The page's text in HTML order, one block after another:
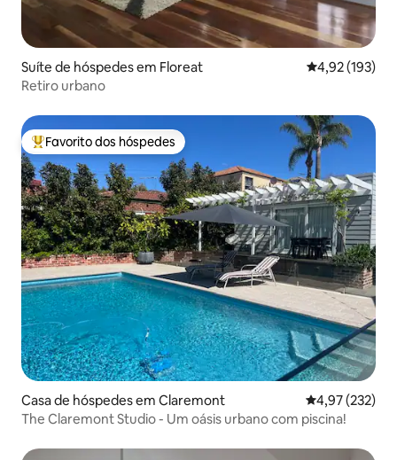
Suíte de hóspedes em Floreat Classificação
4,92 (193)
Retiro urbano
Favoritos dos hóspedes mais apreciados
Favorito dos hóspedes
Casa de hóspedes em Claremont Classificação
4,97 (232)
The Claremont Studio - Um oásis urbano com piscina!